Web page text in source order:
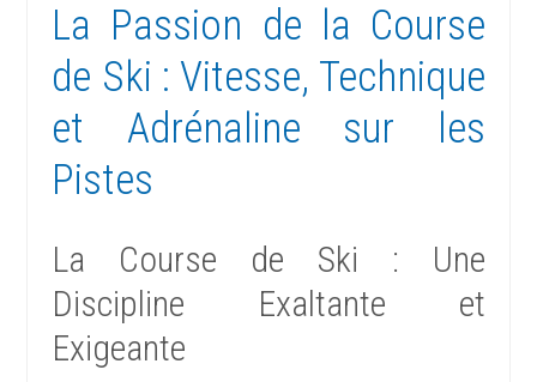
La Passion de la Course
de Ski : Vitesse, Technique
et Adrénaline sur les
Pistes
La Course de Ski : Une
Discipline Exaltante et
Exigeante